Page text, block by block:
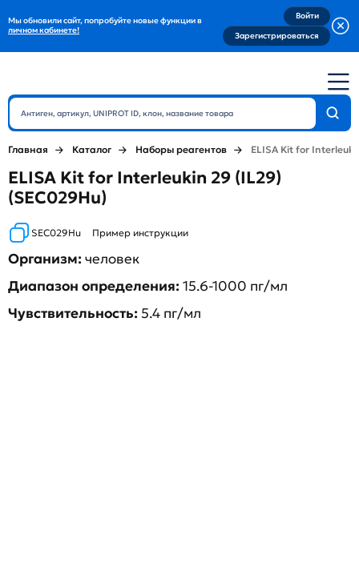
Мы обновили сайт, попробуйте новые функции в
личном кабинете!
Войти
Зарегистрироваться
Главная Каталог Наборы реагентов ELISA Kit for
ELISA Kit for Interleukin 29 (IL29)
(SEC029Hu)
SEC029Hu Пример инструкции
Организм:человек
Диапазон определения:15.6-1000 пг/мл
Чувствительность: 5.4 пг/мл